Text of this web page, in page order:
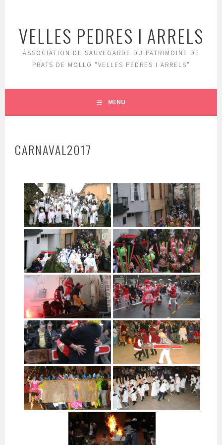
contenu
principal
VELLES PEDRES I ARRELS
ASSOCIATION DE SAUVEGARDE DU PATRIMOINE DE
PRATS DE MOLLO "VELLES PEDRES I ARRELS"
MENU
CARNAVAL2017